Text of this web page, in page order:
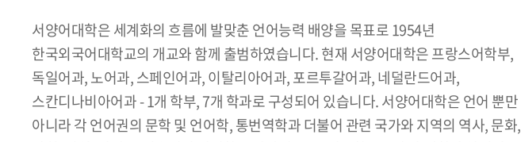
서양어대학은 세계화의 흐름에 발맞춘 언어능력 배양을 목표로 1954년
한국외국어대학교의 개교와 함께 출범하였습니다. 현재 서양어대학은 프랑스어학부,
독일어과, 노어과, 스페인어과, 이탈리아어과, 포르투갈어과, 네덜란드어과,
스칸디나비아어과 - 1개 학부, 7개 학과로 구성되어 있습니다. 서양어대학은 언어 뿐만
아니라 각 언어권의 문학 및 언어학, 통번역학과 더불어 관련 국가와 지역의 역사, 문화,